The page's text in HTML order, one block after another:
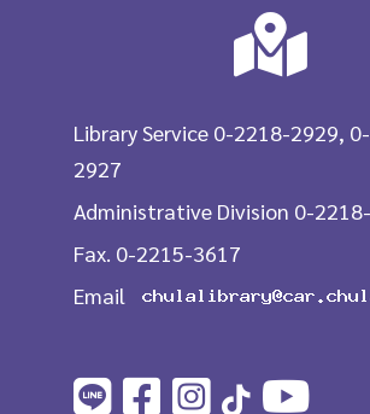
Library Service 0-2218-2929,
2927
Administrative Division 0-
Fax. 0-2215-3617
Email